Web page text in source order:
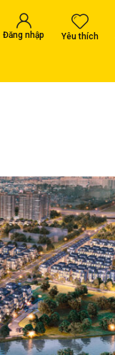
Đăng nhập Yêu thích